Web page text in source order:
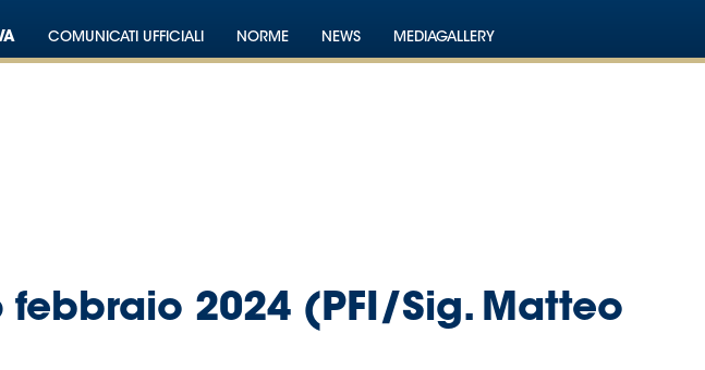
COMUNICATI UFFICIALI NORME NEWS MEDIAGALLERY
febbraio 2024 (PFI/Sig. Matteo